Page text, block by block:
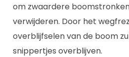
om zwaardere
verwijderen. Door het
overblijfselen van de boom
snippertjes overblijven.